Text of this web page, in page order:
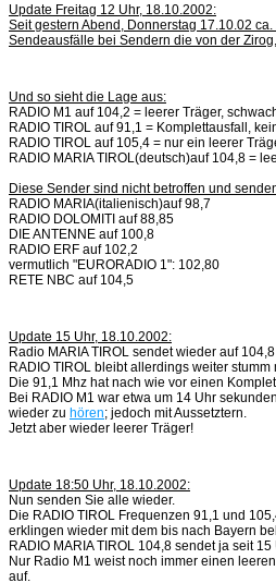
Update Freitag 12 Uhr, 18.10.2002:
Seit gestern Abend, Donnerstag 17.10.02
Sendeausfälle bei Sendern die von der
Und so sieht die Lage aus:
RADIO M1 auf 104,2 = leerer Träger,
RADIO TIROL auf 91,1 = Komplettausfall,
RADIO TIROL auf 105,4 = nur ein leerer
RADIO MARIA TIROL(deutsch)auf 104,8 =
Diese Sender sind nicht betroffen und
RADIO MARIA(italienisch)auf 98,7
RADIO DOLOMITI auf 88,85
DIE ANTENNE auf 100,8
RADIO ERF auf 102,2
vermutlich "EURORADIO 1": 102,80
RETE NBC auf 104,5
Update 15 Uhr, 18.10.2002:
Radio MARIA TIROL sendet wieder auf
RADIO TIROL bleibt allerdings weiter stumm
Die 91,1 Mhz hat nach wie vor einen
Bei RADIO M1 war etwa um 14 Uhr
wieder zu hören; jedoch mit Aussetztern.
Jetzt aber wieder leerer Träger!
Update 18:50 Uhr, 18.10.2002:
Nun senden Sie alle wieder.
Die RADIO TIROL Frequenzen 91,1 und
erklingen wieder mit dem bis nach Bayern
RADIO MARIA TIROL 104,8 sendet ja seit
Nur Radio M1 weist noch immer einen
auf.